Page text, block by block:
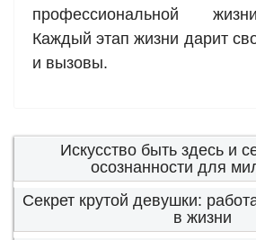
профессиональной
Каждый этап жизни дарит
и вызовы.
Искусство быть здесь и
осознанности для
Секрет крутой девушки:
в жизни